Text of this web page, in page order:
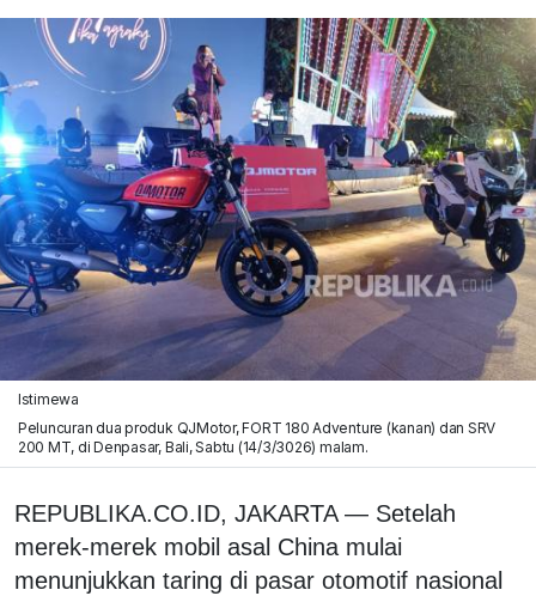
Istimewa
Peluncuran dua produk QJMotor, FORT 180 Adventure (kanan) dan SRV
200 MT, di Denpasar, Bali, Sabtu (14/3/3026) malam.
REPUBLIKA.CO.ID, JAKARTA — Setelah
merek-merek mobil asal China mulai
menunjukkan taring di pasar otomotif nasional